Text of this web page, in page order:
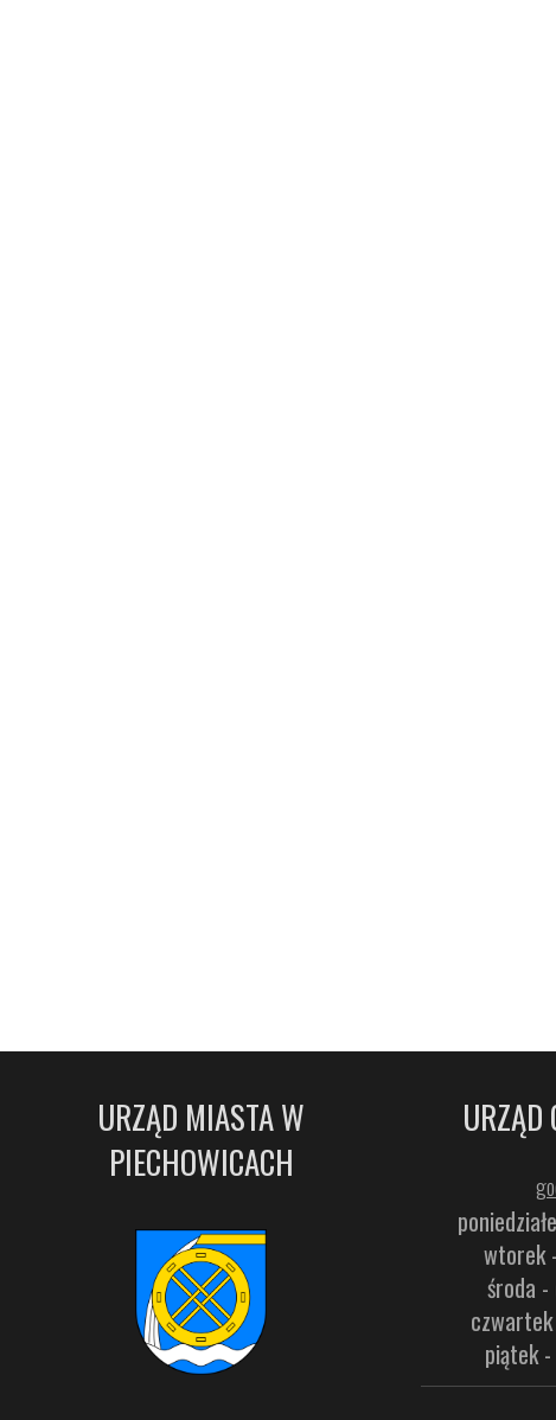
URZĄD MIASTA W
PIECHOWICACH
wtorek
środa
piątek